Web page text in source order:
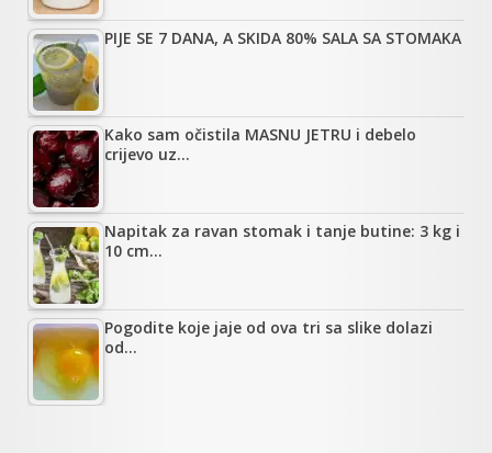
PIJE SE 7 DANA, A SKIDA 80% SALA SA STOMAKA
Kako sam očistila MASNU JETRU i debelo
crijevo uz…
Napitak za ravan stomak i tanje butine: 3 kg i
10 cm…
Pogodite koje jaje od ova tri sa slike dolazi
od…